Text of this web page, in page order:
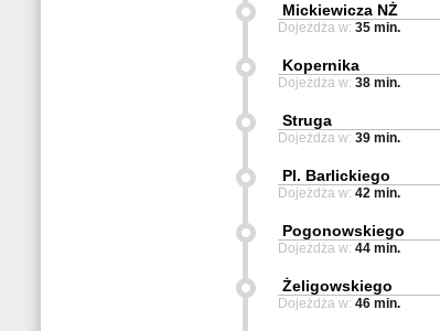
Mickiewicza NŻ
Dojeżdża w: 35 min.
Kopernika
Dojeżdża w: 38 min.
Struga
Dojeżdża w: 39 min.
Pl. Barlickiego
Dojeżdża w: 42 min.
Pogonowskiego
Dojeżdża w: 44 min.
Żeligowskiego
Dojeżdża w: 46 min.